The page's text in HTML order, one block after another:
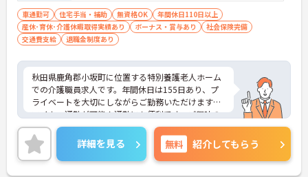
車通勤可 住宅手当・補助 無資格OK
年間休日110日以上
産休･育休･介護休暇取得実績あり
ボーナス・賞与あり
社会保険完備
交通費支給
退職金制度あり
秋田県鹿角郡小坂町に位置する特別養護老人ホーム
での介護職員求人です。年間休日は155日あり、プ
ライベートを大切にしながらご勤務いただけます。
マイカー通勤が可能！通勤にも便利です。ご興味の
ある方には、面接対策ポイント等、さらに詳細をお
話ししますのでお気軽にご相談ください！
詳細を見る 無料 紹介してもらう